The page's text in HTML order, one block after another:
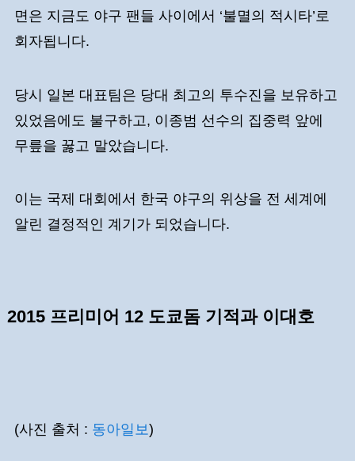
면은 지금도 야구 팬들 사이에서 ‘불멸의 적시타’로
회자됩니다.
당시 일본 대표팀은 당대 최고의 투수진을 보유하고
있었음에도 불구하고, 이종범 선수의 집중력 앞에
무릎을 꿇고 말았습니다.
이는 국제 대회에서 한국 야구의 위상을 전 세계에
알린 결정적인 계기가 되었습니다.
2015 프리미어 12 도쿄돔 기적과 이대호
(사진 출처 : 동아일보)